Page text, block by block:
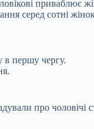
приваблює
серед сотні
в першу чергу.
про